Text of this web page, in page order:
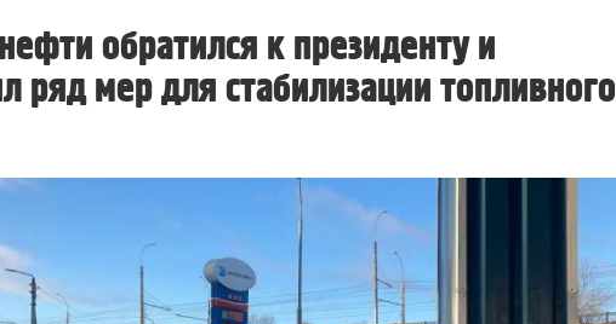
обратился к президенту и
ряд мер для стабилизации топливного